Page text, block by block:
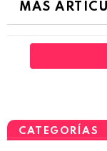
MÁS
CATEGORÍAS